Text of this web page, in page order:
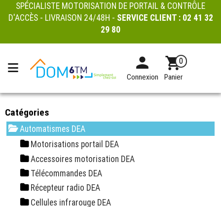
SPÉCIALISTE MOTORISATION DE PORTAIL & CONTRÔLE
D'ACCÈS - LIVRAISON 24/48H - SERVICE CLIENT : 02 41 32
29 80
Connexion
0
Panier
Catégories
Automatismes DEA
Motorisations portail DEA
Accessoires motorisation DEA
Télécommandes DEA
Récepteur radio DEA
Cellules infrarouge DEA